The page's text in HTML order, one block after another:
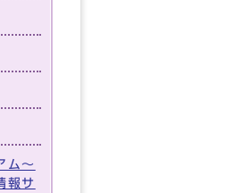
ム～
報サ